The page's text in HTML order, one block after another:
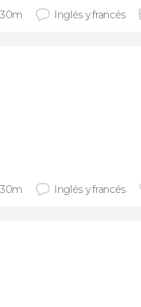
Inglés y francés
Inglés y francés